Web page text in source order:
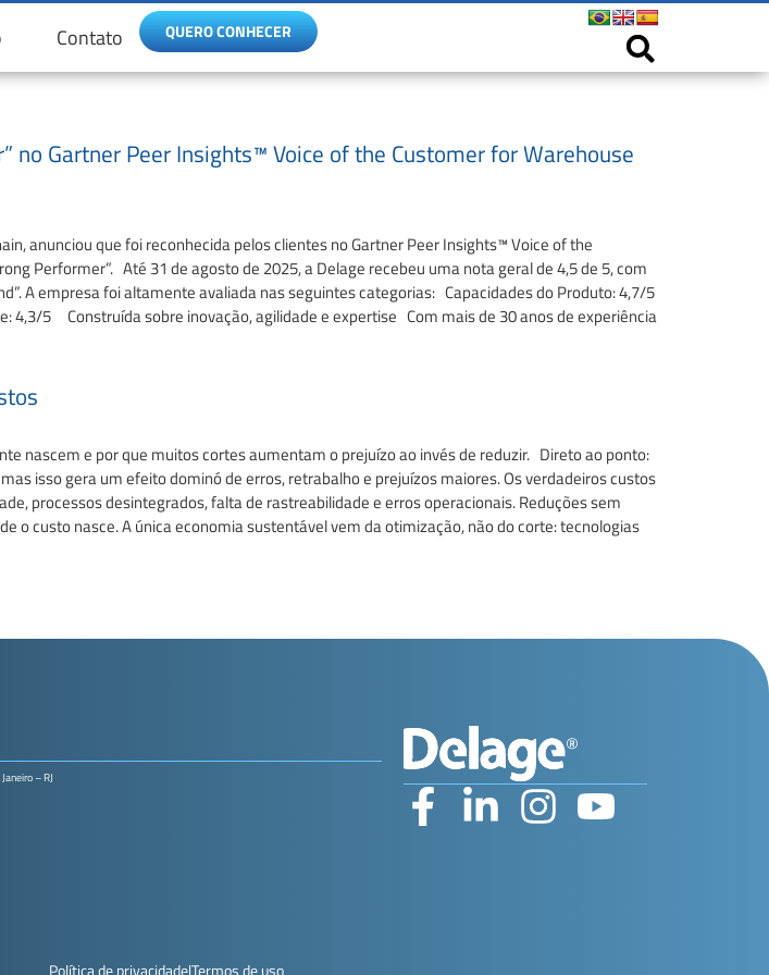
Contato QUERO CONHECER
no Gartner Peer Insights™ Voice of the Customer for Warehouse
anunciou que foi reconhecida pelos clientes no Gartner Peer Insights™ Voice of the
Performer”. Até 31 de agosto de 2025, a Delage recebeu uma nota geral de 4,5 de 5, com
A empresa foi altamente avaliada nas seguintes categorias: Capacidades do Produto: 4,7/5
4,3/5 Construída sobre inovação, agilidade e expertise Com mais de 30 anos de experiência
nascem e por que muitos cortes aumentam o prejuízo ao invés de reduzir. Direto ao ponto:
isso gera um efeito dominó de erros, retrabalho e prejuízos maiores. Os verdadeiros custos
processos desintegrados, falta de rastreabilidade e erros operacionais. Reduções sem
o custo nasce. A única economia sustentável vem da otimização, não do corte: tecnologias
– RJ
Política de privacidade|Termos de uso